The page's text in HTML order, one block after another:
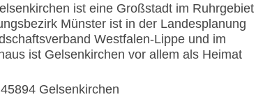
ist eine Großstadt im Ruhrgebiet
Münster ist in der Landesplanung
Westfalen-Lippe und im
ist Gelsenkirchen vor allem als Heimat
Gelsenkirchen